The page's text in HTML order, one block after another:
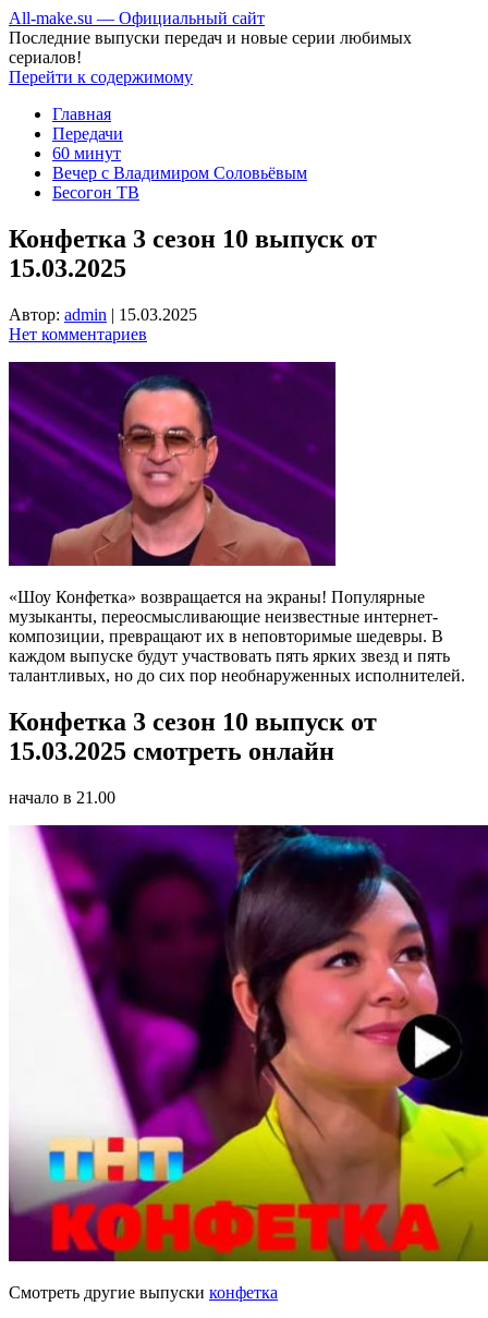
All-make.su — Официальный сайт
Последние выпуски передач и новые серии любимых
сериалов!
Перейти к содержимому
Главная
Передачи
60 минут
Вечер с Владимиром Соловьёвым
Бесогон ТВ
Конфетка 3 сезон 10 выпуск от
15.03.2025
Автор: admin | 15.03.2025
Нет комментариев
«Шоу Конфетка» возвращается на экраны! Популярные
музыканты, переосмысливающие неизвестные интернет-
композиции, превращают их в неповторимые шедевры. В
каждом выпуске будут участвовать пять ярких звезд и пять
талантливых, но до сих пор необнаруженных исполнителей.
Конфетка 3 сезон 10 выпуск от
15.03.2025 смотреть онлайн
начало в 21.00
Смотреть другие выпуски конфетка